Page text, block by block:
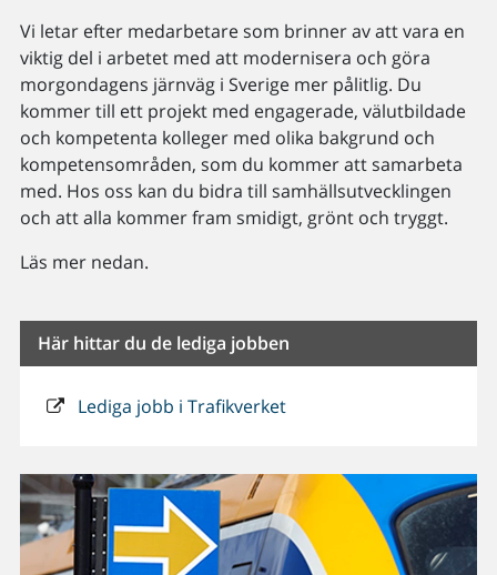
Vi letar efter medarbetare som brinner av att vara en
viktig del i arbetet med att modernisera och göra
morgondagens järnväg i Sverige mer pålitlig. Du
kommer till ett projekt med engagerade, välutbildade
och kompetenta kolleger med olika bakgrund och
kompetensområden, som du kommer att samarbeta
med. Hos oss kan du bidra till samhällsutvecklingen
och att alla kommer fram smidigt, grönt och tryggt.
Läs mer nedan.
Här hittar du de lediga jobben
Lediga jobb i Trafikverket